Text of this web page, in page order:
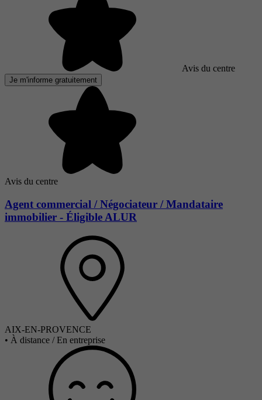
Avis du centre
Je m'informe gratuitement
Avis du centre
Agent commercial / Négociateur / Mandataire
immobilier - Éligible ALUR
AIX-EN-PROVENCE
• À distance / En entreprise